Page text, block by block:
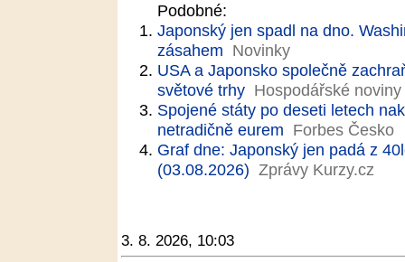
Podobné:
Japonský jen spadl na dno.
zásahem Novinky
USA a Japonsko společně
světové trhy Hospodářské noviny
Spojené státy po deseti letech
netradičně eurem Forbes Česko
Graf dne: Japonský jen padá z
(03.08.2026) Zprávy Kurzy.cz
3. 8. 2026, 10:03